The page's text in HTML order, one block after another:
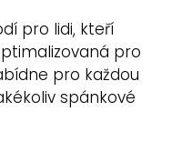
pro lidi, kteří
pro
pro každou
spánkové